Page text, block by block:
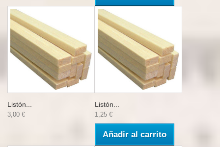
Listón...
3,00 €
Listón...
1,25 €
Añadir al carrito